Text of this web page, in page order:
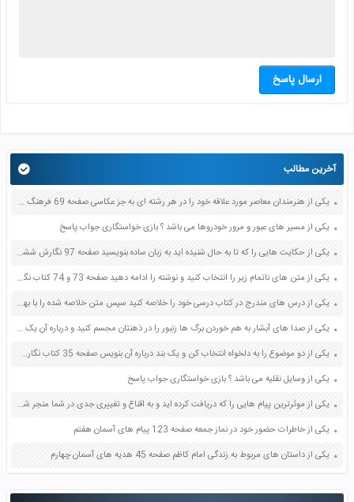
ارسال پاسخ
آخرین مطالب
یکی از هنرمندان معاصر مورد علاقه خود را در هر رشته ای به جز عکاسی صفحه 69 فرهنگ و هنر نهم
یکی از مسیر های عبور و مرور خودروها می باشد ؟ بازی خواستگاری جواب پاسخ
یکی از حکایت هایی را که تا به حال شنیده اید به زبان ساده بنویسید صفحه 97 نگارش ششم دبستان
یکی از متن های ناتمام زیر را انتخاب کنید و نوشته را ادامه دهید صفحه 73 و 74 کتاب نگارش فارسی پنجم دبستان
یکی از درس های مندرج در کتاب درسی خود را خلاصه کنید سپس متن خلاصه شده را با بهره گیری از روش های دسته بندی نمودار جدول نقشه مفهومی نشان دهید صفحه 118 نگارش یازدهم
یکی از صدا های آبشار به هم خوردن برگ ها زنبور را در ذهنتان مجسم کنید و درباره آن یک بند بنویسید صفحه 11 نگارش پنجم
یکی از دو موضوع را به دلخواه انتخاب کن و یک بند درباره آن بنویس صفحه 35 کتاب نگارش فارسی سوم
یکی از وسایل نقلیه می باشد ؟ بازی خواستگاری جواب پاسخ
یکی از موثرترین پیام هایی را که دریافت کرده اید و به اقناع و تغییری جدی در شما منجر شده است برسی کنید و علت این تاثیر گذاری قابل توجه را بنویسید صفحه 52 تفکر و سواد رسانه ای دهم
یکی از خاطرات حضور خود در نماز جمعه صفحه 123 پیام های آسمان هفتم
یکی از داستان های مربوط به زندگی امام کاظم صفحه 45 هدیه های آسمان چهارم